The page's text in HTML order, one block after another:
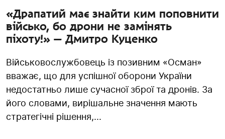
«Драпатий має знайти ким поповнити
військо, бо дрони не замінять
піхоту!» — Дмитро Куценко
Військовослужбовець із позивним «Осман»
вважає, що для успішної оборони України
недостатньо лише сучасної зброї та дронів. За
його словами, вирішальне значення мають
стратегічні рішення,...